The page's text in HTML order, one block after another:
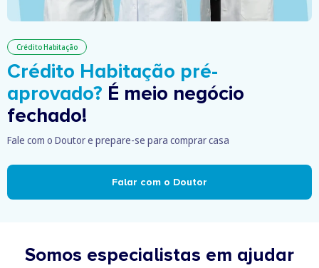
Crédito Habitação
Crédito Habitação pré-
aprovado? É meio negócio
fechado!
Fale com o Doutor e prepare-se para comprar casa
Falar com o Doutor
Somos especialistas em ajudar